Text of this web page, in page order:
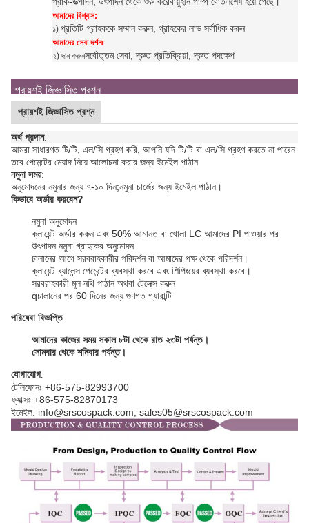
আমাদের বিশ্বাস:
১) প্রতিটি গ্রাহককে সম্মান করুন, গ্রাহকের লাভ সর্বাধিক করুন
আমাদের সেবা দর্শনঃ
২) দান করুনসর্বোত্তম সেবা, দ্রুত প্রতিক্রিয়া, দ্রুত পদক্ষেপ
প্রায়শই জিজ্ঞাসিত প্রশ্ন
প্রায়শই জিজ্ঞাসিত প্রশ্ন
অর্থ প্রদান:
আমরা সাধারণত টি/টি, এল/সি গ্রহণ করি, আপনি যদি টি/টি বা এল/সি গ্রহণ করতে না পারেন
তবে পেমেন্টের মেয়াদ নিয়ে আলোচনা করার জন্য ইমেইল পাঠান
নমুনা সময়:
অনুমোদনের নমুনার জন্য ৭-১০ দিন;নমুনা চার্জের জন্য ইমেইল পাঠান।
কিভাবে অর্ডার করবেন?
নমুনা অনুমোদন
ক্লায়েন্ট অর্ডার করুন এবং 50% আমানত বা খোলা LC আমাদের PI পাওয়ার পর
উৎপাদন নমুনা গ্রাহকের অনুমোদন
চালানের আগে সরবরাহকারীর পরিদর্শন বা আমাদের পক্ষ থেকে পরিদর্শন।
ক্লায়েন্ট ব্যালেন্স পেমেন্টের ব্যবস্থা করবে এবং শিপিংয়ের ব্যবস্থা করবে।
সরবরাহকারী মূল নথি পাঠান অথবা টেলেক্স করুন
qচালানের পর 60 দিনের জন্য গুণগত গ্যারান্টি
পরিষেবা বিজ্ঞপ্তি
আমাদের কাজের সময় সকাল ৮টা থেকে রাত ২৩টা পর্যন্ত।
সোমবার থেকে শনিবার পর্যন্ত।
যোগাযোগ:
টেলিফোনঃ +86-575-82993700
ফ্যাক্সঃ +86-575-82870173
ইমেইল: info@srscospack.com; sales05@srscospack.com